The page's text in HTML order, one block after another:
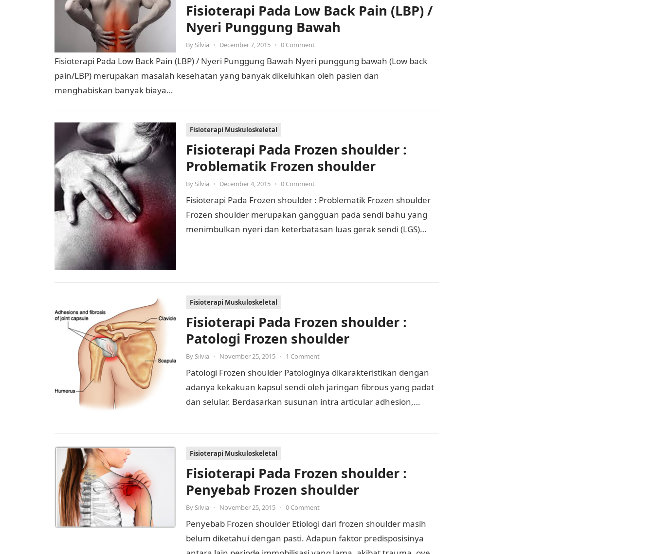
Fisioterapi Pada Low Back Pain (LBP) /
Nyeri Punggung Bawah
By Silvia • December 7, 2015 • 0 Comment
Fisioterapi Pada Low Back Pain (LBP) / Nyeri Punggung Bawah Nyeri punggung bawah (Low back
pain/LBP) merupakan masalah kesehatan yang banyak dikeluhkan oleh pasien dan
menghabiskan banyak biaya…
Fisioterapi Muskuloskeletal
Fisioterapi Pada Frozen shoulder :
Problematik Frozen shoulder
By Silvia • December 4, 2015 • 0 Comment
Fisioterapi Pada Frozen shoulder : Problematik Frozen shoulder
Frozen shoulder merupakan gangguan pada sendi bahu yang
menimbulkan nyeri dan keterbatasan luas gerak sendi (LGS)
Fisioterapi Muskuloskeletal
Fisioterapi Pada Frozen shoulder :
Patologi Frozen shoulder
By Silvia • November 25, 2015 • 1 Comment
Patologi Frozen shoulder Patologinya dikarakteristikan dengan
adanya kekakuan kapsul sendi oleh jaringan fibrous yang padat
dan selular. Berdasarkan susunan intra articular adhesion,
Fisioterapi Muskuloskeletal
Fisioterapi Pada Frozen shoulder :
Penyebab Frozen shoulder
By Silvia • November 25, 2015 • 0 Comment
Penyebab Frozen shoulder Etiologi dari frozen shoulder masih
belum diketahui dengan pasti. Adapun faktor predisposisinya